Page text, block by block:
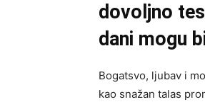
dovoljno
dani mogu
Bogatsvo, ljubav i
kao snažan talas